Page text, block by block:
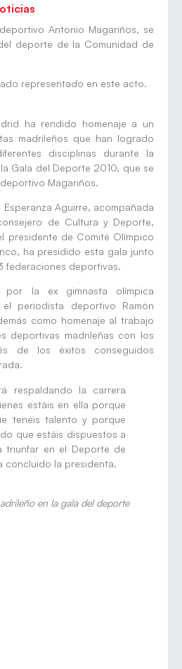
Antonio Magariños, se
deporte de la Comunidad de
representado en este acto.
ha rendido homenaje a un
madrileños que han logrado
disciplinas durante la
Gala del Deporte 2010, que se
Magariños.
Aguirre, acompañada
de Cultura y Deporte,
presidente de Comité Olímpico
ha presidido esta gala junto
federaciones deportivas.
por la ex gimnasta olímpica
periodista deportivo Ramón
como homenaje al trabajo
deportivas madrileñas con los
de los éxitos conseguidos
respaldando la carrera
estáis en ella porque
tenéis talento y porque
que estáis dispuestos a
triunfar en el Deporte de
concluido la presidenta.
en la gala del deporte